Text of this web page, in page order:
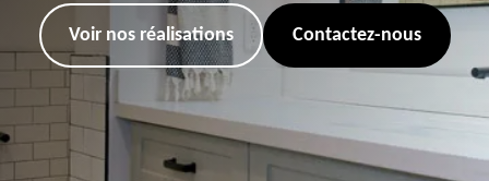
Voir nos réalisations Contactez-nous